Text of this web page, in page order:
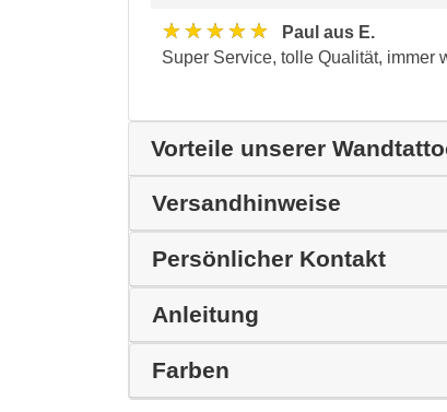
★★★★★
Paul aus E.
Super Service, tolle Qualität, immer
Vorteile unserer
Versandhinweise
Persönlicher Kontakt
Anleitung
Farben